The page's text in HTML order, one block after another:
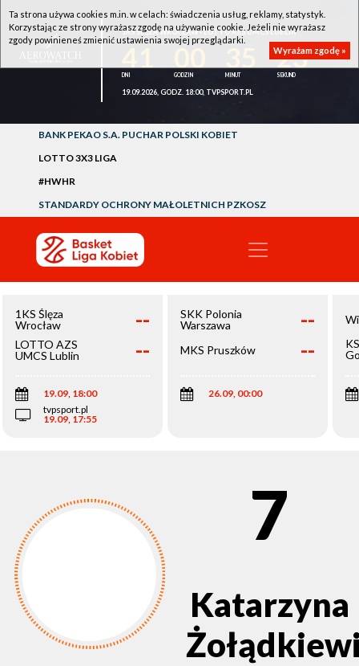
1KS ŚLĘZA WROCŁAW - LOTTO AZS UMCS LUBLIN
23
19.09.2026, GODZ. 18:00, TVPSPORT.PL
BANK PEKAO S.A. PUCHAR POLSKI KOBIET
LOTTO 3X3 LIGA
#HWHR
STANDARDY OCHRONY MAŁOLETNICH PZKOSZ
1KS Ślęza
Wrocław
--
LOTTO AZS
UMCS Lublin
--
19.09, 18:00
tvpsport.pl
19.09, 17:55
SKK Polonia
Warszawa
--
MKS Pruszków --
26.09, 00:00
7
Katarzyna
Ta strona używa cookies m.in. w celach: świadczenia usług, reklamy, statystyk.
Korzystając ze strony wyrażasz zgodę na używanie cookie. Jeżeli nie wyrażasz
zgody powinieneś zmienić ustawienia swojej przeglądarki.
Wyrażam zgodę »